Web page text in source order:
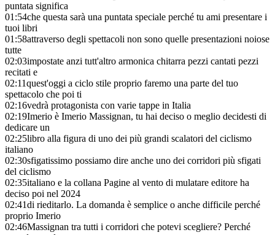
puntata significa
01:54che questa sarà una puntata speciale perché tu ami presentare i
tuoi libri
01:58attraverso degli spettacoli non sono quelle presentazioni noiose
tutte
02:03impostate anzi tutt'altro armonica chitarra pezzi cantati pezzi
recitati e
02:11quest'oggi a ciclo stile proprio faremo una parte del tuo
spettacolo che poi ti
02:16vedrà protagonista con varie tappe in Italia
02:19Imerio è Imerio Massignan, tu hai deciso o meglio decidesti di
dedicare un
02:25libro alla figura di uno dei più grandi scalatori del ciclismo
italiano
02:30sfigatissimo possiamo dire anche uno dei corridori più sfigati
del ciclismo
02:35italiano e la collana Pagine al vento di mulatare editore ha
deciso poi nel 2024
02:41di rieditarlo. La domanda è semplice o anche difficile perché
proprio Imerio
02:46Massignan tra tutti i corridori che potevi scegliere? Perché